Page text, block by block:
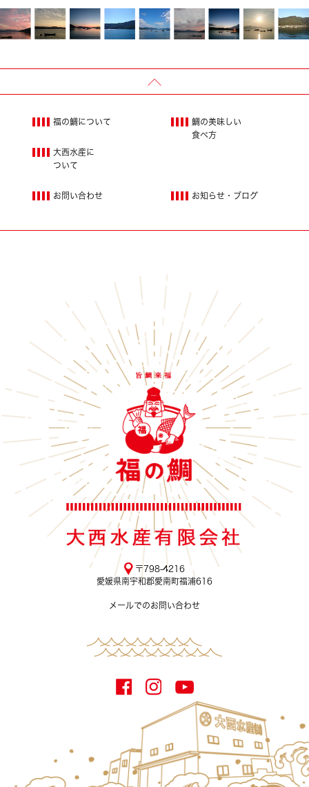
福の鯛について
鯛の美味しい
食べ方
大西水産に
ついて
お知らせ・ブログ
お問い合わせ
〒798-4216
愛媛県南宇和郡愛南町福浦616
メールでのお問い合わせ